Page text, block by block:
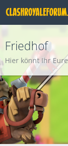
Friedhof
Hier könnt Ihr